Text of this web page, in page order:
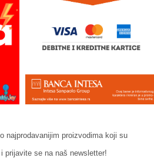
najprodavanijim proizvodima koji su
prijavite se na naš newsletter!